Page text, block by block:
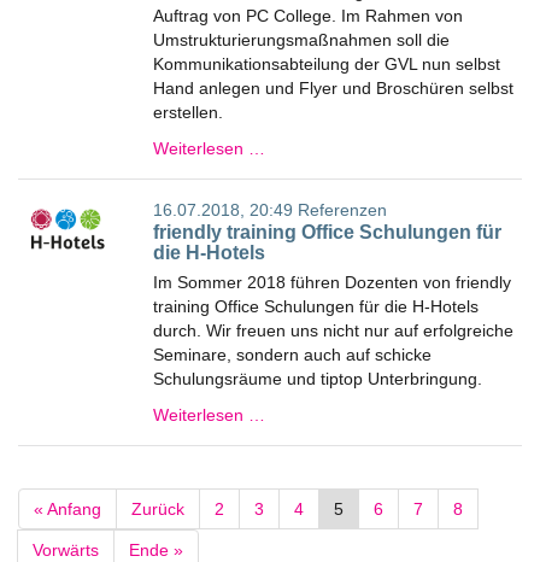
Auftrag von PC College. Im Rahmen von
Umstrukturierungsmaßnahmen soll die
Kommunikationsabteilung der GVL nun selbst
Hand anlegen und Flyer und Broschüren selbst
erstellen.
Weiterlesen …
16.07.2018, 20:49 Referenzen
friendly training Office Schulungen für
die H-Hotels
Im Sommer 2018 führen Dozenten von friendly
training Office Schulungen für die H-Hotels
durch. Wir freuen uns nicht nur auf erfolgreiche
Seminare, sondern auch auf schicke
Schulungsräume und tiptop Unterbringung.
Weiterlesen …
« Anfang Zurück 2 3 4 5 6 7 8
Vorwärts Ende »